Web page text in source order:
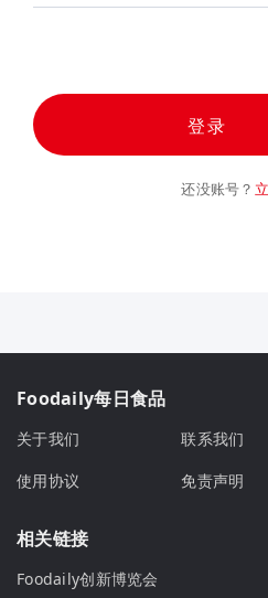
登录
还没账号？
Foodaily每日食品
关于我们 联系我们
使用协议
免责声明
相关链接
Foodaily创新博览会